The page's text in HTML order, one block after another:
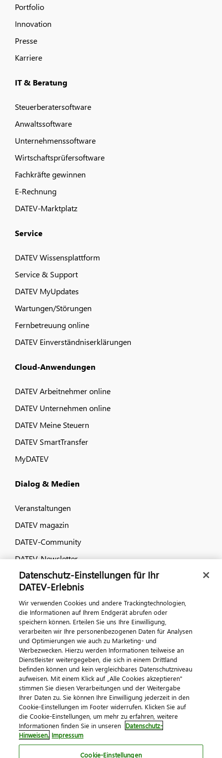
Portfolio
Innovation
Presse
Karriere
IT & Beratung
Steuerberatersoftware
Anwaltssoftware
Unternehmenssoftware
Wirtschaftsprüfersoftware
Fachkräfte gewinnen
E-Rechnung
DATEV-Marktplatz
Service
DATEV Wissensplattform
Service & Support
DATEV MyUpdates
Wartungen/Störungen
Fernbetreuung online
DATEV Einverständniserklärungen
Cloud-Anwendungen
DATEV Arbeitnehmer online
DATEV Unternehmen online
DATEV Meine Steuern
DATEV SmartTransfer
MyDATEV
Dialog & Medien
Veranstaltungen
DATEV magazin
DATEV-Community
DATEV-Newsletter
Kontaktieren Sie uns
© 2026 DATEV eG
ImpressumDatenschutzAGB Kontakt
Cookie-Einstellungen
Datenschutz-Einstellungen für Ihr
DATEV-Erlebnis
Wir verwenden Cookies und andere Trackingtechnologien,
die Informationen auf Ihrem Endgerät abrufen oder
speichern können. Erteilen Sie uns Ihre Einwilligung,
verarbeiten wir Ihre personenbezogenen Daten für Analysen
und Optimierungen wie auch zu Marketing- und
Werbezwecken. Hierzu werden Informationen teilweise an
Dienstleister weitergegeben, die sich in einem Drittland
befinden können und kein vergleichbares Datenschutzniveau
aufweisen. Mit einem Klick auf „Alle Cookies akzeptieren"
stimmen Sie diesen Verarbeitungen und der Weitergabe
Ihrer Daten zu. Sie können Ihre Einwilligung jederzeit in den
Cookie-Einstellungen im Footer widerrufen. Klicken Sie auf
die Cookie-Einstellungen, um mehr zu erfahren, weitere
Informationen finden Sie in unseren Datenschutz-
Hinweisen. Impressum
Cookie-Einstellungen